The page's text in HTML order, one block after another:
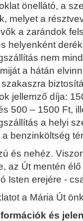
önellátó, a
melyet a
a zarándok
helyenként
nem
a hátán
szakaszra
jellemző díja:
500 – 1500 Ft,
a helyi
a benzinköltség
és nehéz.
az Út mentén
Isten erejére -
a Mária Út
és